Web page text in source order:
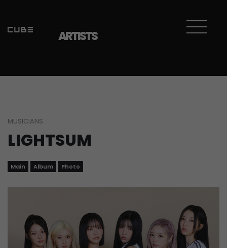
ARTISTS
MUSICIANS
LIGHTSUM
Main Album Photo